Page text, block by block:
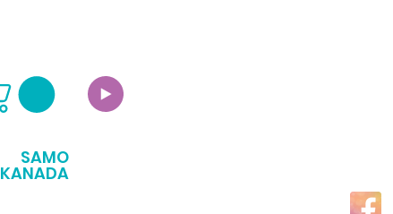
SAMO
KANADA